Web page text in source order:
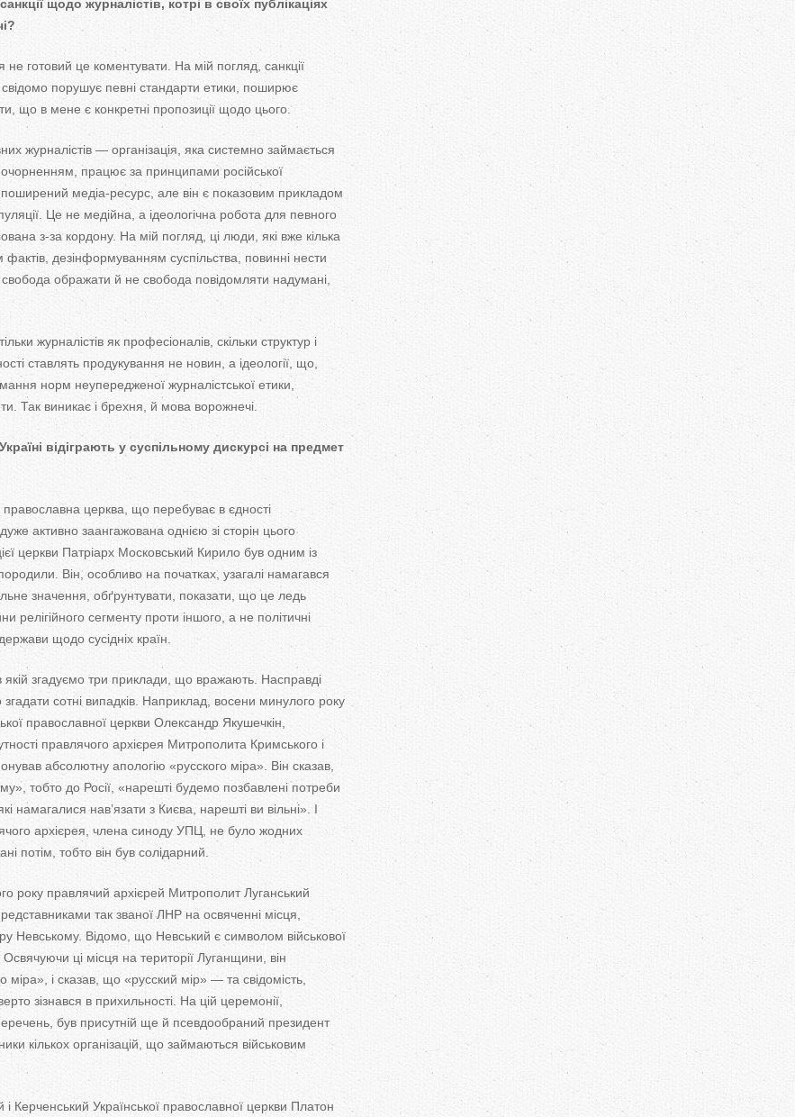
щодо журналістів, котрі в своїх публікаціях
не готовий це коментувати. На мій погляд, санкції
порушує певні стандарти етики, поширює
що в мене є конкретні пропозиції щодо цього.
журналістів — організація, яка системно займається
працює за принципами російської
медіа-ресурс , але він є показовим прикладом
Це не медійна, а ідеологічна робота для певного
з-закордону. На мій погляд, ці люди, які вже кілька
дезінформуванням суспільства, повинні нести
свобода ображати й не свобода повідомляти надумані,
журналістів як професіоналів, скільки структур і
ставлять продукування не новин, а ідеології, що,
норм неупередженої журналістської етики,
Так виникає і брехня, й мова ворожнечі.
Україні відіграють у суспільному дискурсі на предмет
православна церква, що перебуває в єдності
активно заангажована однією зі сторін цього
церкви Патріарх Московський Кирило був одним із
Він, особливо на початках, узагалі намагався
значення, обґрунтувати, показати, що це ледь
релігійного сегменту проти іншого, а не політичні
щодо сусідніх країн.
якій згадуємо три приклади, що вражають. Насправді
сотні випадків. Наприклад, восени минулого року
православної церкви Олександр Якушечкін,
правлячого архієрея Митрополита Кримського і
абсолютну апологію «русского міра» . Він сказав,
» , тобто до Росії, «нарешті будемо позбавлені потреби
намагалися нав’язати з Києва, нарешті ви вільні» . І
архієрея, члена синоду УПЦ, не було жодних
потім, тобто він був солідарний.
року правлячий архієрей Митрополит Луганський
так званої ЛНР на освяченні місця,
Невському. Відомо, що Невський є символом військової
Освячуючи ці місця на території Луганщини, він
міра» , і сказав, що «русский мір» — та свідомість,
зізнався в прихильності. На цій церемонії,
був присутній ще й псевдообраний президент
кількох організацій, що займаються військовим
Керченський Української православної церкви Платон